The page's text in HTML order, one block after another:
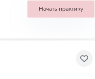
Начать практику